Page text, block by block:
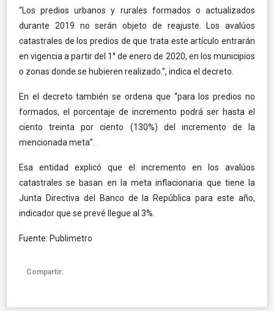
“Los predios urbanos y rurales formados o actualizados
durante 2019 no serán objeto de reajuste. Los avalúos
catastrales de los predios de que trata este artículo entrarán
en vigencia a partir del 1° de enero de 2020, en los municipios
o zonas donde se hubieren realizado.”, indica el decreto.
En el decreto también se ordena que “para los predios no
formados, el porcentaje de incremento podrá ser hasta el
ciento treinta por ciento (130%) del incremento de la
mencionada meta”.
Esa entidad explicó que el incremento en los avalúos
catastrales se basan en la meta inflacionaria que tiene la
Junta Directiva del Banco de la República para este año,
indicador que se prevé llegue al 3%.
Fuente: Publimetro
Compartir: